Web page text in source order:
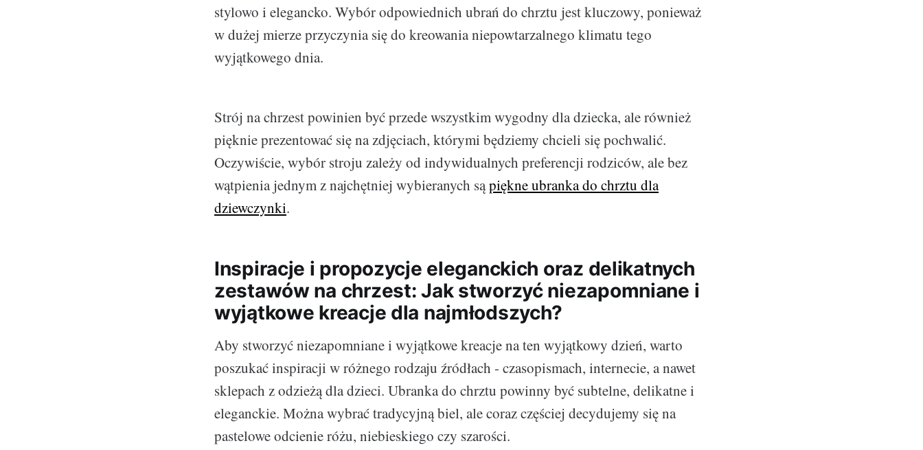
stylowo i elegancko. Wybór odpowiednich ubrań do chrztu jest kluczowy, ponieważ
w dużej mierze przyczynia się do kreowania niepowtarzalnego klimatu tego
wyjątkowego dnia.
Strój na chrzest powinien być przede wszystkim wygodny dla dziecka, ale również
pięknie prezentować się na zdjęciach, którymi będziemy chcieli się pochwalić.
Oczywiście, wybór stroju zależy od indywidualnych preferencji rodziców, ale bez
wątpienia jednym z najchętniej wybieranych sąpiękne ubranka do chrztu dla
dziewczynki.
Inspiracje i propozycje eleganckich oraz delikatnych
zestawów na chrzest: Jak stworzyć niezapomniane i
wyjątkowe kreacje dla najmłodszych?
Aby stworzyć niezapomniane i wyjątkowe kreacje na ten wyjątkowy dzień, warto
poszukać inspiracji w różnego rodzaju źródłach - czasopismach, internecie, a nawet
sklepach z odzieżą dla dzieci. Ubranka do chrztu powinny być subtelne, delikatne i
eleganckie. Można wybrać tradycyjną biel, ale coraz częściej decydujemy się na
pastelowe odcienie różu, niebieskiego czy szarości.